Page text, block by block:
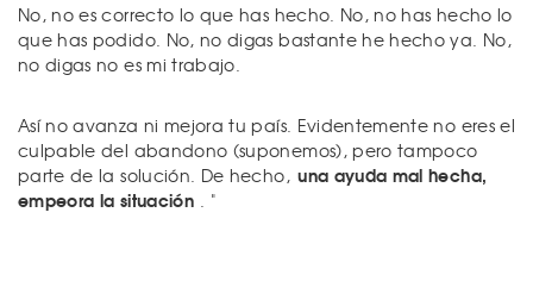
No, no es correcto lo que has hecho. No, no has hecho lo
que has podido. No, no digas bastante he hecho ya. No,
no digas no es mi trabajo.
Así no avanza ni mejora tu país. Evidentemente no eres el
culpable del abandono (suponemos), pero tampoco
parte de la solución. De hecho, una ayuda mal hecha,
empeora la situación
. "